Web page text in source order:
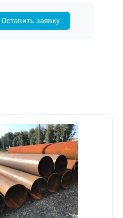
Оставить заявку